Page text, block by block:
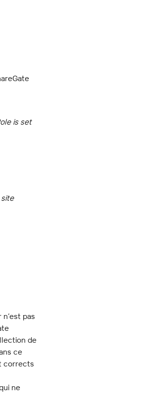
is set
site
pas
de
ce
corrects
ne